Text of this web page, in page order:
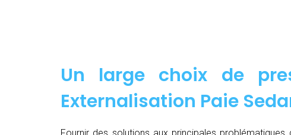
Un large choix de
Externalisation Paie